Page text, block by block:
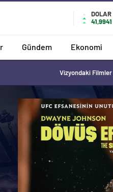
DOLAR
41,9941
Gündem Ekonomi
Vizyondaki Filmler